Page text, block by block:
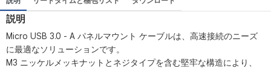
説明
Micro USB 3.0 - A パネルマウント ケーブルは、高速接続のニーズ
に最適なソリューションです。
M3 ニッケルメッキナットとネジタイプを含む堅牢な構造により、